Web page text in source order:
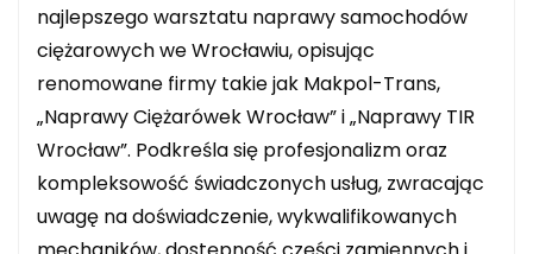
najlepszego warsztatu naprawy samochodów
ciężarowych we Wrocławiu, opisując
renomowane firmy takie jak Makpol-Trans,
„Naprawy Ciężarówek Wrocław” i „Naprawy TIR
Wrocław”. Podkreśla się profesjonalizm oraz
kompleksowość świadczonych usług, zwracając
uwagę na doświadczenie, wykwalifikowanych